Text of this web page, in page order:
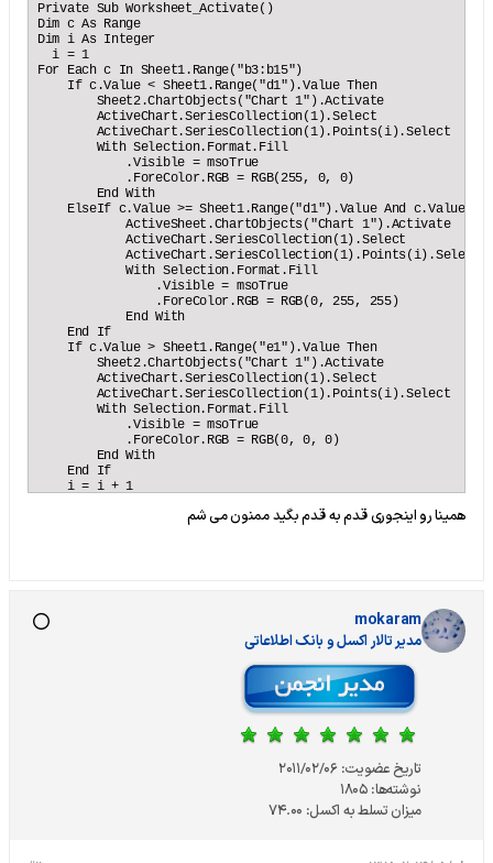
Private Sub Worksheet_Activate()
Dim c As Range
Dim i As Integer
  i = 1
For Each c In Sheet1.Range("b3:b15")
    If c.Value < Sheet1.Range("d1").Value Then
        Sheet2.ChartObjects("Chart 1").Activate
        ActiveChart.SeriesCollection(1).Select
        ActiveChart.SeriesCollection(1).Points(i).Select
        With Selection.Format.Fill
            .Visible = msoTrue
            .ForeColor.RGB = RGB(255, 0, 0)
        End With
ElseIf c.Value >= Sheet1.Range("d1").Value And c.Value <
            ActiveSheet.ChartObjects("Chart 1").Activate
            ActiveChart.SeriesCollection(1).Select
            ActiveChart.SeriesCollection(1).Points(i).Select
            With Selection.Format.Fill
                .Visible = msoTrue
                .ForeColor.RGB = RGB(0, 255, 255)
            End With
    End If
    If c.Value > Sheet1.Range("e1").Value Then
        Sheet2.ChartObjects("Chart 1").Activate
        ActiveChart.SeriesCollection(1).Select
        ActiveChart.SeriesCollection(1).Points(i).Select
        With Selection.Format.Fill
            .Visible = msoTrue
            .ForeColor.RGB = RGB(0, 0, 0)
        End With
    End If
    i = i + 1
همینا رو اینجوری قدم به قدم بگید ممنون می شم
mokaram
مدير تالار اکسل و بانک اطلاعاتی
تاریخ عضویت: 2011/02/06
نوشته‌ها: 1805
میزان تسلط به اکسل: 74.00